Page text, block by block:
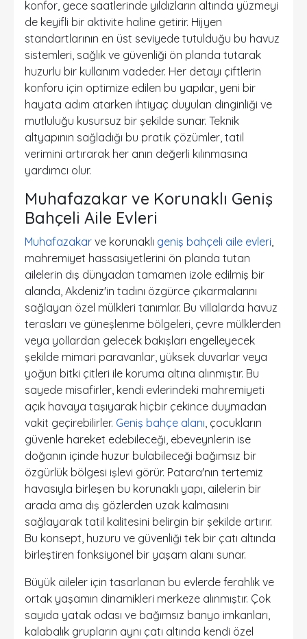
konfor, gece saatlerinde yıldızların altında yüzmeyi
de keyifli bir aktivite haline getirir. Hijyen
standartlarının en üst seviyede tutulduğu bu havuz
sistemleri, sağlık ve güvenliği ön planda tutarak
huzurlu bir kullanım vadeder. Her detayı çiftlerin
konforu için optimize edilen bu yapılar, yeni bir
hayata adım atarken ihtiyaç duyulan dinginliği ve
mutluluğu kusursuz bir şekilde sunar. Teknik
altyapının sağladığı bu pratik çözümler, tatil
verimini artırarak her anın değerli kılınmasına
yardımcı olur.
Muhafazakar ve Korunaklı Geniş
Bahçeli Aile Evleri
Muhafazakar ve korunaklı geniş bahçeli aile evleri,
mahremiyet hassasiyetlerini ön planda tutan
ailelerin dış dünyadan tamamen izole edilmiş bir
alanda, Akdeniz'in tadını özgürce çıkarmalarını
sağlayan özel mülkleri tanımlar. Bu villalarda havuz
terasları ve güneşlenme bölgeleri, çevre mülklerden
veya yollardan gelecek bakışları engelleyecek
şekilde mimari paravanlar, yüksek duvarlar veya
yoğun bitki çitleri ile koruma altına alınmıştır. Bu
sayede misafirler, kendi evlerindeki mahremiyeti
açık havaya taşıyarak hiçbir çekince duymadan
vakit geçirebilirler. Geniş bahçe alanı, çocukların
güvenle hareket edebileceği, ebeveynlerin ise
doğanın içinde huzur bulabileceği bağımsız bir
özgürlük bölgesi işlevi görür. Patara'nın tertemiz
havasıyla birleşen bu korunaklı yapı, ailelerin bir
arada ama dış gözlerden uzak kalmasını
sağlayarak tatil kalitesini belirgin bir şekilde artırır.
Bu konsept, huzuru ve güvenliği tek bir çatı altında
birleştiren fonksiyonel bir yaşam alanı sunar.
Büyük aileler için tasarlanan bu evlerde ferahlık ve
ortak yaşamın dinamikleri merkeze alınmıştır. Çok
sayıda yatak odası ve bağımsız banyo imkanları,
kalabalık grupların aynı çatı altında kendi özel